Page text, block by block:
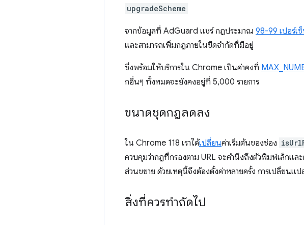
upgradeScheme
จากข้อมูลที่ AdGuard แชร์ กฎประมาณ 98-99 เปอร์เ
และสามารถเพิ่มกฎภายในขีดจำกัดที่มีอยู่
ซึ่งพร้อมให้บริการใน Chrome เป็นค่าคงที่
กอื่นๆ ทั้งหมดจะยังคงอยู่ที่ 5,000 รายการ
ขนาดชุดกฎลดลง
ใน Chrome 118 เราได้เปลี่ยนค่าเริ่มต้นของช่อง
ควบคุมว่ากฎที่กรองตาม URL จะคำนึงถึงตัวพิมพ์เล็ก
ส่วนขยาย ด้วยเหตุนี้จึงต้องตั้งค่าหลายครั้ง การเปลี่ยน
สิ่งที่ควรทำถัดไป